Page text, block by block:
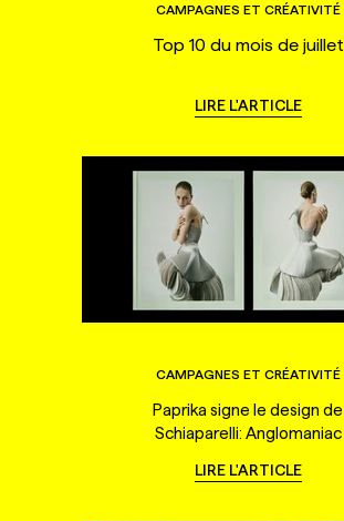
CAMPAGNES ET CRÉATIVITÉ
Top 10 du mois de juillet
LIRE L'ARTICLE
CAMPAGNES ET CRÉATIVITÉ
Paprika signe le design de
Schiaparelli: Anglomaniac
LIRE L'ARTICLE